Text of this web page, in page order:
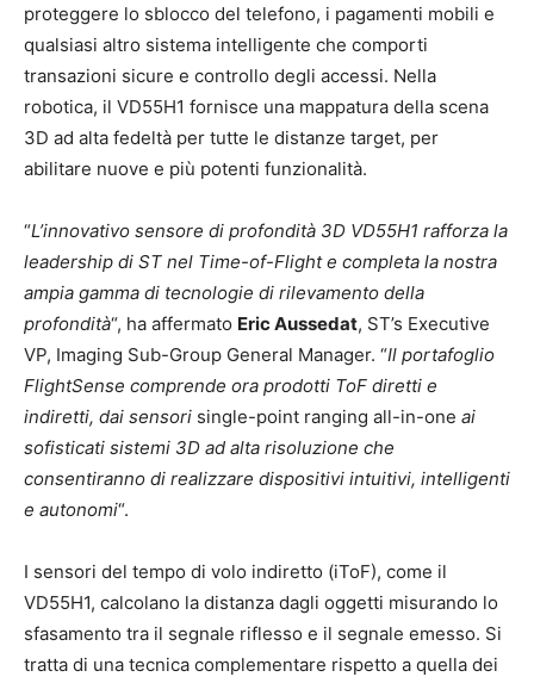
proteggere lo sblocco del telefono, i pagamenti mobili e
qualsiasi altro sistema intelligente che comporti
transazioni sicure e controllo degli accessi. Nella
robotica, il VD55H1 fornisce una mappatura della scena
3D ad alta fedeltà per tutte le distanze target, per
abilitare nuove e più potenti funzionalità.
“L’innovativo sensore di profondità 3D VD55H1 rafforza la
leadership di ST nel Time-of-Flight e completa la nostra
ampia gamma di tecnologie di rilevamento della
profondità“, ha affermato Eric Aussedat, ST’s Executive
VP, Imaging Sub-Group General Manager. “Il portafoglio
FlightSense comprende ora prodotti ToF diretti e
indiretti, dai sensori single-point ranging all-in-one ai
sofisticati sistemi 3D ad alta risoluzione che
consentiranno di realizzare dispositivi intuitivi, intelligenti
e autonomi“.
I sensori del tempo di volo indiretto (iToF), come il
VD55H1, calcolano la distanza dagli oggetti misurando lo
sfasamento tra il segnale riflesso e il segnale emesso. Si
tratta di una tecnica complementare rispetto a quella dei